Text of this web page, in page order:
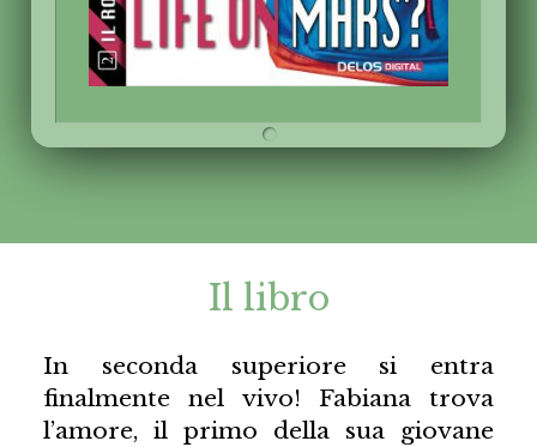
Il libro
In seconda superiore si entra
finalmente nel vivo! Fabiana trova
l’amore, il primo della sua giovane